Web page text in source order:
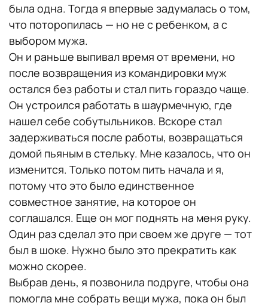
была одна. Тогда я впервые задумалась о том,
что поторопилась — но не с ребенком, а с
выбором мужа.
Он и раньше выпивал время от времени, но
после возвращения из командировки муж
остался без работы и стал пить гораздо чаще.
Он устроился работать в шаурмечную, где
нашел себе собутыльников. Вскоре стал
задерживаться после работы, возвращаться
домой пьяным в стельку. Мне казалось, что он
изменится. Только потом пить начала и я,
потому что это было единственное
совместное занятие, на которое он
соглашался. Еще он мог поднять на меня руку.
Один раз сделал это при своем же друге — тот
был в шоке. Нужно было это прекратить как
можно скорее.
Выбрав день, я позвонила подруге, чтобы она
помогла мне собрать вещи мужа, пока он был